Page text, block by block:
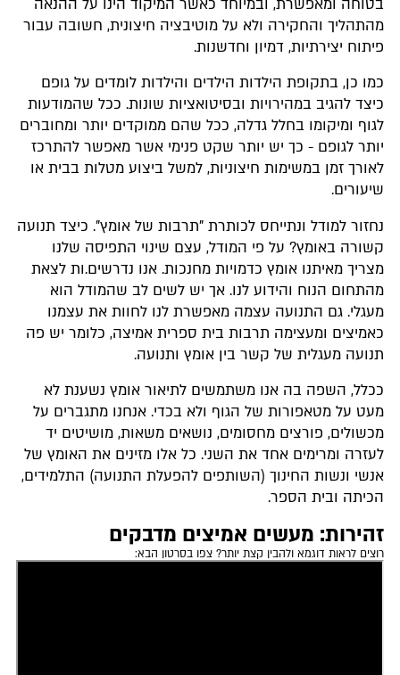
בטוחה ומאפשרת, ובמיוחד כאשר המיקוד הינו על ההנאה
מהתהליך והחקירה ולא על מוטיבציה חיצונית, חשובה עבור
פיתוח יצירתיות, דמיון וחדשנות.
כמו כן, בתקופת הילדות הילדים והילדות לומדים על גופם
כיצד להגיב במהירויות ובסיטואציות שונות. ככל שהמודעות
לגוף ומיקומו בחלל גדלה, ככל שהם ממוקדים יותר ומחוברים
יותר לגופם - כך יש יותר שקט פנימי אשר מאפשר להתרכז
לאורך זמן במשימות חיצוניות, למשל ביצוע מטלות בבית או
שיעורים.
נחזור למודל ונתייחס לכותרת "תרבות של אומץ". כיצד תנועה
קשורה באומץ? על פי המודל, עצם שינוי התפיסה שלנו
מצריך מאיתנו אומץ כדמויות מחנכות. אנו נדרשים.ות לצאת
מהתחום הנוח והידוע לנו. אך יש לשים לב שהמודל הוא
מעגלי. גם התנועה עצמה מאפשרת לנו לחוות את עצמנו
כאמיצים ומעצימה תרבות בית ספרית אמיצה, כלומר יש פה
תנועה מעגלית של קשר בין אומץ ותנועה.
ככלל, השפה בה אנו משתמשים לתיאור אומץ נשענת לא
מעט על מטאפורות של הגוף ולא בכדי. אנחנו מתגברים על
מכשולים, פורצים מחסומים, נושאים משאות, מושיטים יד
לעזרה ומרימים אחד את השני. כל אלו מזינים את האומץ של
אנשי ונשות החינוך (השותפים להפעלת התנועה) התלמידים,
הכיתה ובית הספר.
זהירות: מעשים אמיצים מדבקים
רוצים לראות דוגמא ולהבין קצת יותר? צפו בסרטון הבא: